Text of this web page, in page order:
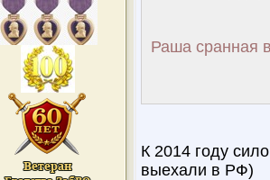
Раша сранная
К 2014 году
выехали в РФ)